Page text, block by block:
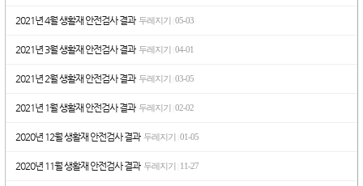
2021년 4월 생활재 안전검사 결과 두레지기 05-03
2021년 3월 생활재 안전검사 결과 두레지기 04-01
2021년 2월 생활재 안전검사 결과 두레지기 03-05
2021년 1월 생활재 안전검사 결과 두레지기 02-02
2020년 12월 생활재 안전검사 결과 두레지기 01-05
2020년 11월 생활재 안전검사 결과 두레지기 11-27